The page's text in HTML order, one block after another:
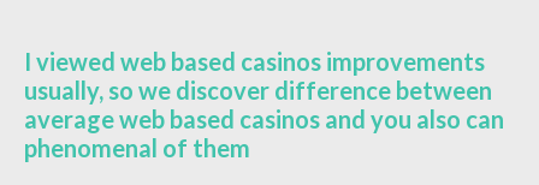
I viewed web based casinos improvements
usually, so we discover difference between
average web based casinos and you also can
phenomenal of them